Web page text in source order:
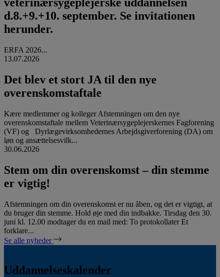
veterinærsygeplejerske uddannelsen
d.8.+9.+10. september. Se invitationen
herunder.
ERFA 2026...
13.07.2026
Det blev et stort JA til den nye
overenskomstaftale
Kære medlemmer og kolleger Afstemningen om den nye
overenskomstaftale mellem Veterinærsygeplejerskernes Fagforening
(VF) og Dyrlægevirksomhedernes Arbejdsgiverforening (DA) om
løn og ansættelsesvilk...
30.06.2026
Stem om din overenskomst – din stemme
er vigtig!
Afstemningen om din overenskomst er nu åben, og det er vigtigt, at
du bruger din stemme. Hold øje med din indbakke. Tirsdag den 30.
juni kl. 12.00 modtager du en mail med: To protokollater Et
forklare...
Se alle nyheder
Uddannelseskalender